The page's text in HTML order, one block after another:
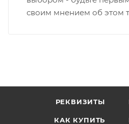
своим мнением об этом
РЕКВИЗИТЫ
КАК КУПИТЬ